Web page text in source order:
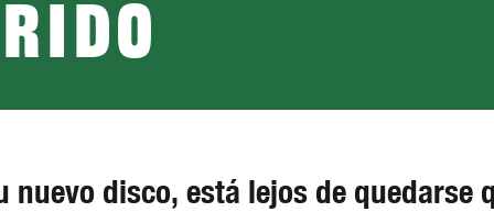
nuevo disco, está lejos de quedarse